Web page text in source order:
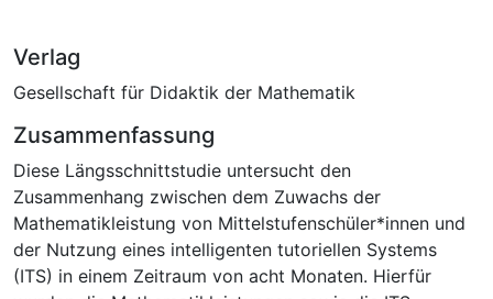
Verlag
Gesellschaft für Didaktik der Mathematik
Zusammenfassung
Diese Längsschnittstudie untersucht den
Zusammenhang zwischen dem Zuwachs der
Mathematikleistung von Mittelstufenschüler*innen und
der Nutzung eines intelligenten tutoriellen Systems
(ITS) in einem Zeitraum von acht Monaten. Hierfür